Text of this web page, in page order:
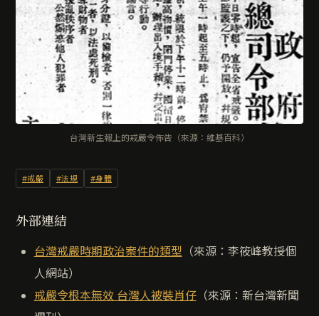
台灣新生報上的戒嚴令佈告（來源：維基百科）
#戒嚴 #法規 #身體
外部連結
台灣戒嚴時期政治案件的類型（來源：李筱峰教授個
人網站）
戒嚴令根本無效 台灣人被裝肖仔（來源：新台灣新聞